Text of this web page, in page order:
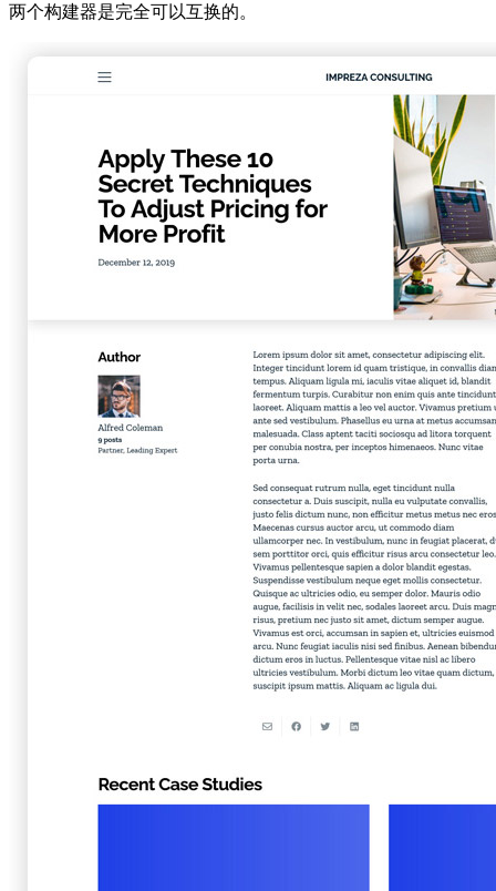
两个构建器是完全可以互换的。